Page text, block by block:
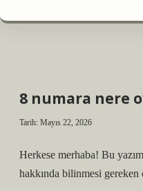
8 numara nere
Tarih: Mayıs 22, 2026
Herkese merhaba! Bu
hakkında bilinmesi gereken